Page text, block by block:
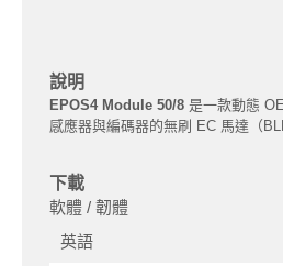
說明
EPOS4 Module 50/8 是一款動態
感應器與編碼器的無刷 EC 馬達（
下載
軟體 / 韌體
英語